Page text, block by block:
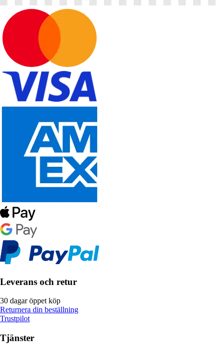
Leverans och retur
30 dagar öppet köp
Returnera din beställning
Trustpilot
Tjänster